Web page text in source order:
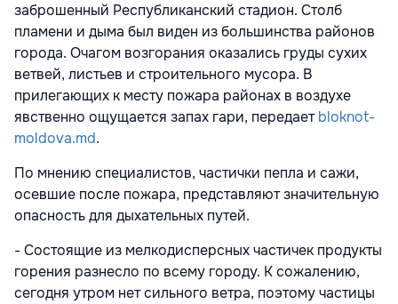
заброшенный Республиканский стадион. Столб
пламени и дыма был виден из большинства районов
города. Очагом возгорания оказались груды сухих
ветвей, листьев и строительного мусора. В
прилегающих к месту пожара районах в воздухе
явственно ощущается запах гари, передаетbloknot-
moldova.md.
По мнению специалистов, частички пепла и сажи,
осевшие после пожара, представляют значительную
опасность для дыхательных путей.
- Состоящие из мелкодисперсных частичек продукты
горения разнесло по всему городу. К сожалению,
сегодня утром нет сильного ветра, поэтому частицы